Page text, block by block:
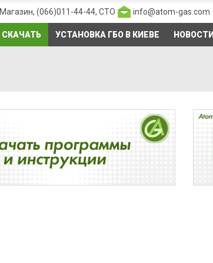
Магазин, (066)011-44-44, СТО info@atom-gas.com
СКАЧАТЬ УСТАНОВКА ГБО В КИЕВЕ НОВОСТИ